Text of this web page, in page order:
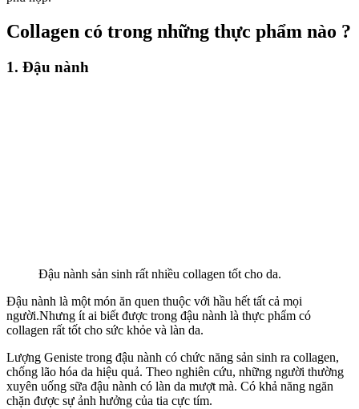
Collagen có trong những thực phẩm nào ?
1. Đậu nành
Đậu nành sản sinh rất nhiều collagen tốt cho da.
Đậu nành là một món ăn quen thuộc với hầu hết tất cả mọi
người.Nhưng ít ai biết được trong đậu nành là thực phẩm có
collagen rất tốt cho sức khỏe và làn da.
Lượng Geniste trong đậu nành có chức năng sản sinh ra collagen,
chống lão hóa da hiệu quả. Theo nghiên cứu, những người thường
xuyên uống sữa đậu nành có làn da mượt mà. Có khả năng ngăn
chặn được sự ảnh hưởng của tia cực tím.